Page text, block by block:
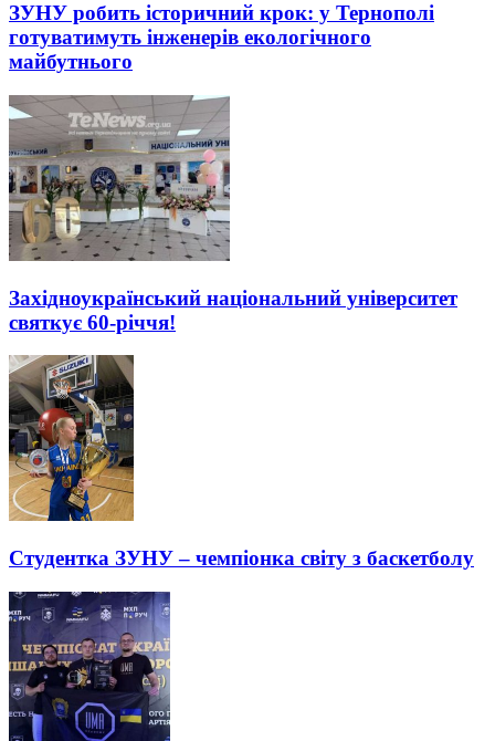
ЗУНУ робить історичний крок: у Тернополі
готуватимуть інженерів екологічного
майбутнього
Західноукраїнський національний університет
святкує 60-річчя!
Студентка ЗУНУ – чемпіонка світу з баскетболу